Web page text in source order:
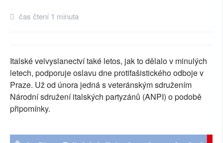
RUBRIKY
PLNÁ VERZE STRÁNEK
čas čtení 1 minuta
Italské velvyslanectví také letos, jak to dělalo v minulých
letech, podporuje oslavu dne protifašistického odboje v
Praze. Už od února jedná s veteránským sdružením
Národní sdružení italských partyzánů (ANPI) o podobě
připomínky.